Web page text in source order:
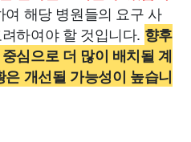
해당 병원들의 요구 사
하여야 할 것입니다. 향후
심으로 더 많이 배치될 계
개선될 가능성이 높습니